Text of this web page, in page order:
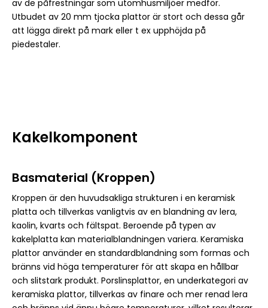
av de påfrestningar som utomhusmiljöer medför.
Utbudet av 20 mm tjocka plattor är stort och dessa går
att lägga direkt på mark eller t ex upphöjda på
piedestaler.
Kakelkomponent
Basmaterial (Kroppen)
Kroppen är den huvudsakliga strukturen i en keramisk
platta och tillverkas vanligtvis av en blandning av lera,
kaolin, kvarts och fältspat. Beroende på typen av
kakelplatta kan materialblandningen variera. Keramiska
plattor använder en standardblandning som formas och
bränns vid höga temperaturer för att skapa en hållbar
och slitstark produkt. Porslinsplattor, en underkategori av
keramiska plattor, tillverkas av finare och mer renad lera